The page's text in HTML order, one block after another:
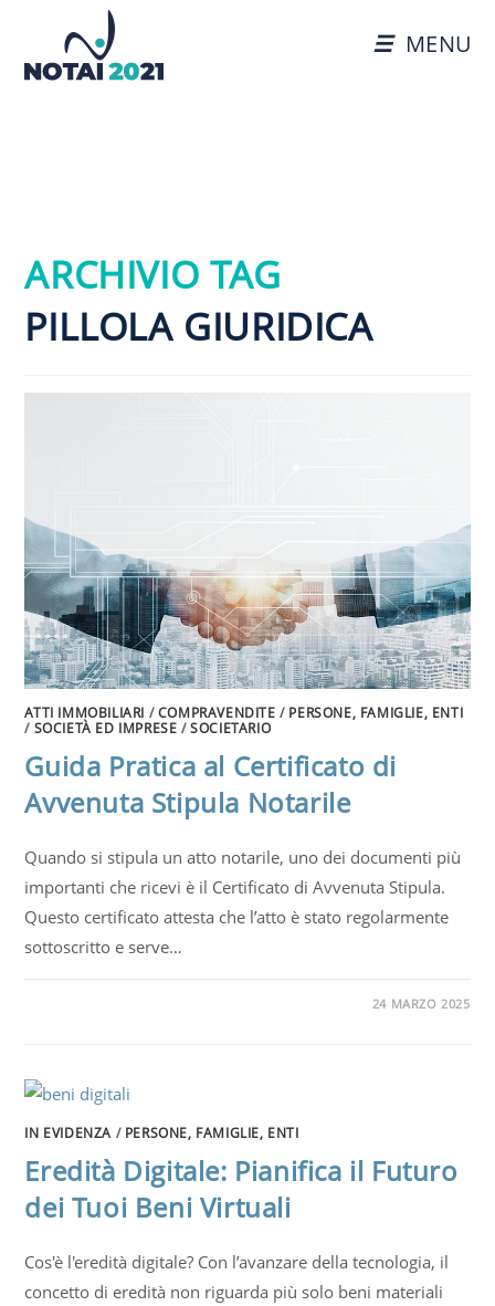
MENU
ARCHIVIO TAG
PILLOLA GIURIDICA
ATTI IMMOBILIARI /COMPRAVENDITE / PERSONE, FAMIGLIE, ENTI
/ SOCIETÀ ED IMPRESE /SOCIETARIO
Guida Pratica al Certificato di
Avvenuta Stipula Notarile
Quando si stipula un atto notarile, uno dei documenti più
importanti che ricevi è il Certificato di Avvenuta Stipula.
Questo certificato attesta che l’atto è stato regolarmente
sottoscritto e serve…
24 MARZO 2025
IN EVIDENZA / PERSONE, FAMIGLIE, ENTI
Eredità Digitale: Pianifica il Futuro
dei Tuoi Beni Virtuali
Cos'è l'eredità digitale? Con l’avanzare della tecnologia, il
concetto di eredità non riguarda più solo beni materiali